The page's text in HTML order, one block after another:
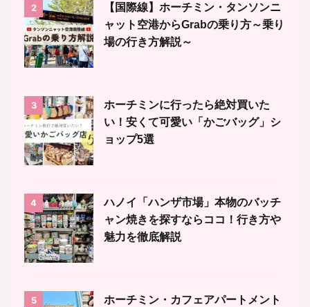
2
【国際線】ホーチミン・タンソンニ
ャット空港からGrabの乗り方～乗り
場の行き方解説～
3
ホーチミンに行ったら絶対買いた
い！安くて可愛い「かごバッグ」シ
ョップ5選
4
ハノイ「ハンザ市場」本物のバッチ
ャン焼きを探すならココ！行き方や
魅力を徹底解説
5
ホーチミン・カフェアパートメント